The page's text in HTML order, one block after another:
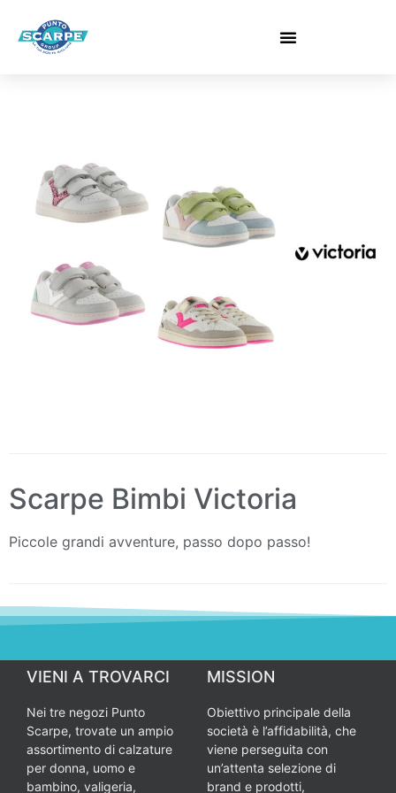
Scarpe Bimbi Victoria
Piccole grandi avventure, passo dopo passo!
VIENI A TROVARCI
Nei tre negozi Punto
Scarpe, trovate un ampio
assortimento di calzature
per donna, uomo e
bambino, valigeria,
MISSION
Obiettivo principale della
società è l’affidabilità, che
viene perseguita con
un’attenta selezione di
brand e prodotti,